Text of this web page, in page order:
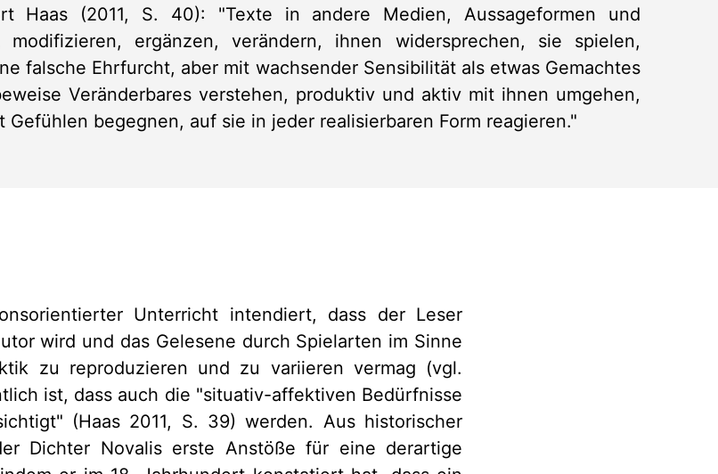
Haas (2011, S. 40): "Texte in andere Medien, Aussageformen und
ergänzen, verändern, ihnen widersprechen, sie spielen,
falsche Ehrfurcht, aber mit wachsender Sensibilität als etwas Gemachtes
Veränderbares verstehen, produktiv und aktiv mit ihnen umgehen,
begegnen, auf sie in jeder realisierbaren Form reagieren."
Unterricht intendiert, dass der Leser
wird und das Gelesene durch Spielarten im Sinne
zu reproduzieren und zu variieren vermag (vgl.
ist, dass auch die "situativ-affektiven Bedürfnisse
(Haas 2011, S. 39) werden. Aus historischer
Dichter Novalis erste Anstöße für eine derartige